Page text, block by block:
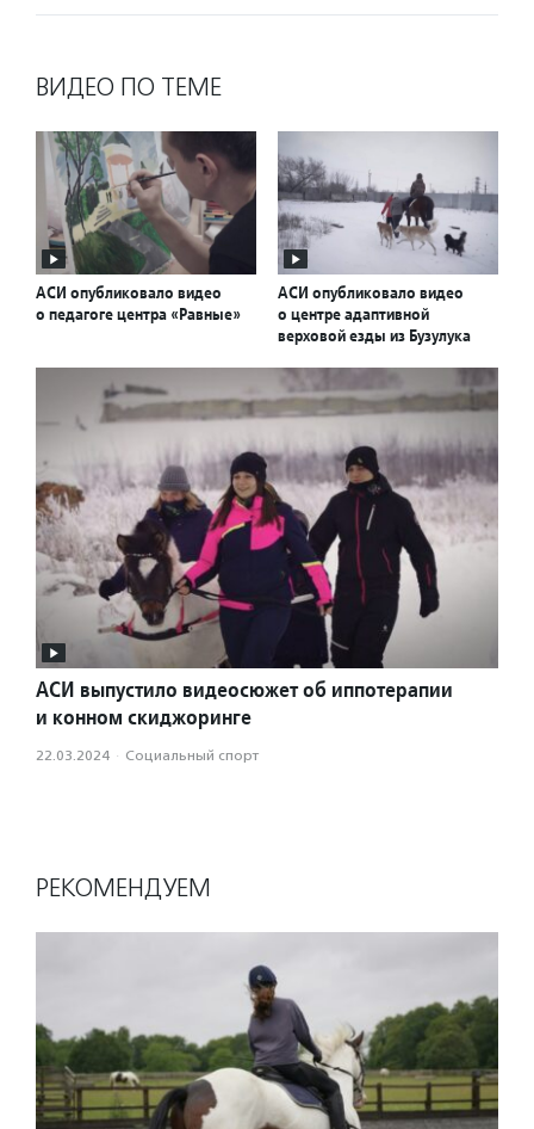
ВИДЕО ПО ТЕМЕ
АСИ опубликовало видео
о педагоге центра «Равные»
АСИ опубликовало видео
о центре адаптивной
верховой езды из Бузулука
АСИ выпустило видеосюжет об иппотерапии
и конном скиджоринге
22.03.2024 · Социальный спорт
РЕКОМЕНДУЕМ